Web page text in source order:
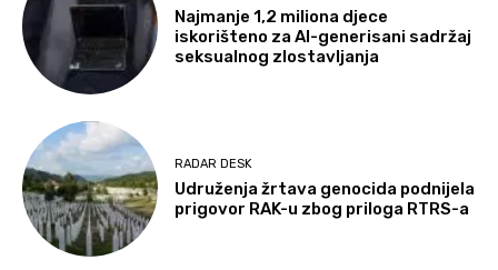
Najmanje 1,2 miliona djece
iskorišteno za AI-generisani sadržaj
seksualnog zlostavljanja
RADAR DESK
Udruženja žrtava genocida podnijela
prigovor RAK-u zbog priloga RTRS-a